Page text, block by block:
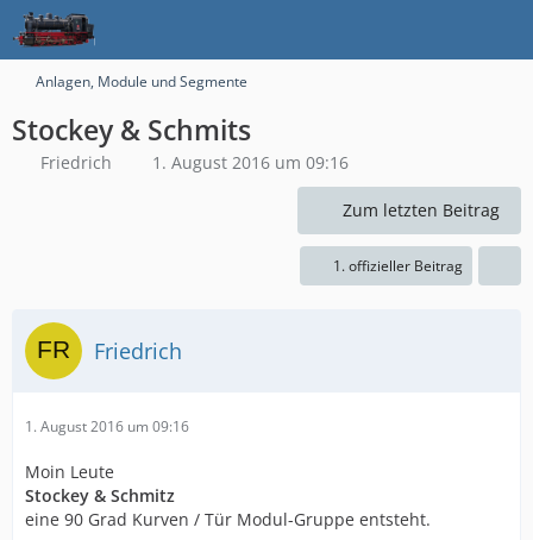
Anlagen, Module und Segmente
Stockey & Schmits
Friedrich 1. August 2016 um 09:16
Zum letzten Beitrag
1. offizieller Beitrag
Friedrich
1. August 2016 um 09:16
Moin Leute
Stockey & Schmitz
eine 90 Grad Kurven / Tür Modul-Gruppe entsteht.